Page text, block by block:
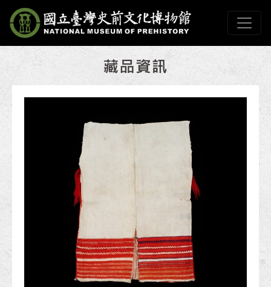
跳到主要內容
國立臺灣史前文化博物
網頁導覽